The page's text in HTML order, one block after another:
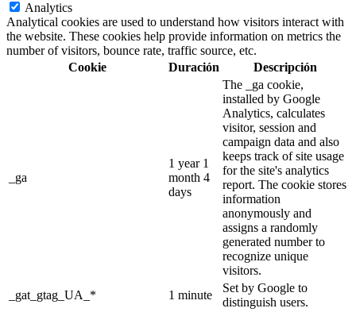
Analytics
Analytical cookies are used to understand how visitors interact with
the website. These cookies help provide information on metrics the
number of visitors, bounce rate, traffic source, etc.
Cookie
Duración Descripción
_ga
1 year 1
month 4
days
The _ga cookie,
installed by Google
Analytics, calculates
visitor, session and
campaign data and also
keeps track of site usage
for the site's analytics
report. The cookie stores
information
anonymously and
assigns a randomly
generated number to
recognize unique
visitors.
_gat_gtag_UA_*
1 minute
Set by Google to
distinguish users.